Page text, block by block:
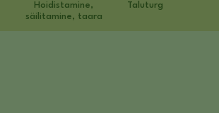
Hoidistamine,
säilitamine, taara
Taluturg